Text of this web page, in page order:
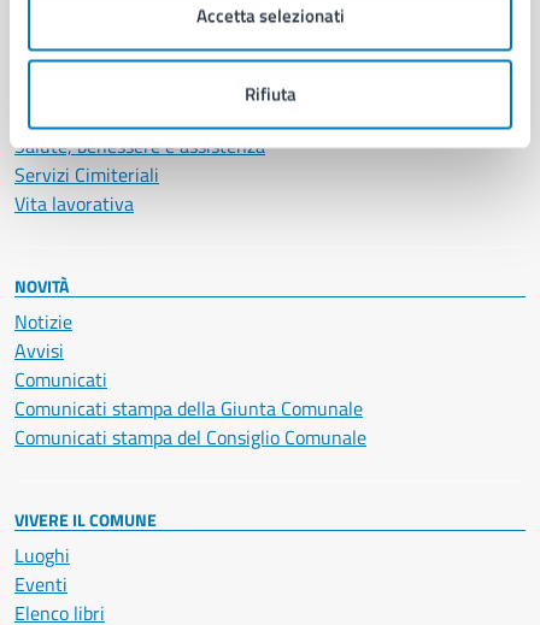
Accetta selezionati
Rifiuta
Documenti e certificati
Educazione e formazione
Giustizia e sicurezza pubblica
Salute, benessere e assistenza
Servizi Cimiteriali
Vita lavorativa
NOVITÀ
Notizie
Avvisi
Comunicati
Comunicati stampa della Giunta Comunale
Comunicati stampa del Consiglio Comunale
VIVERE IL COMUNE
Luoghi
Eventi
Elenco libri